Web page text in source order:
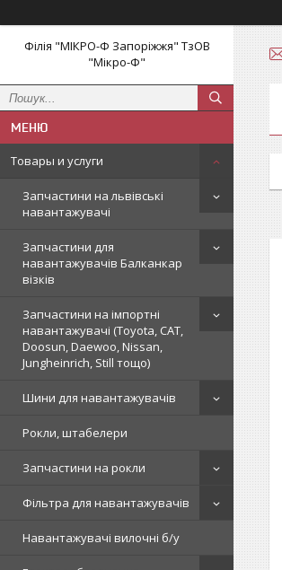
Філія "МІКРО-Ф Запоріжжя" ТзОВ
"Мікро-Ф"
Товары и услуги
Запчастини на львівські
навантажувачі
Запчастини для
навантажувачів Балканкар
візків
Запчастини на імпортні
навантажувачі (Toyota, CAT,
Doosun, Daewoo, Nissan,
Jungheinrich, Still тощо)
Шини для навантажувачів
Рокли, штабелери
Запчастини на рокли
Фільтра для навантажувачів
Навантажувачі вилочні б/у